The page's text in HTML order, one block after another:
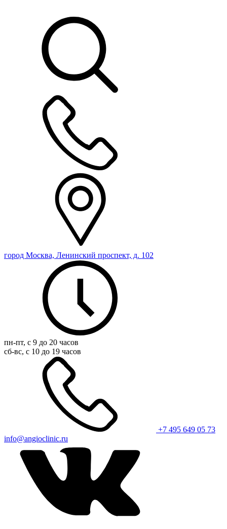
город Москва, Ленинский проспект, д. 102
пн-пт, с 9 до 20 часов
сб-вс, с 10 до 19 часов
+7 495 649 05 73
info@angioclinic.ru